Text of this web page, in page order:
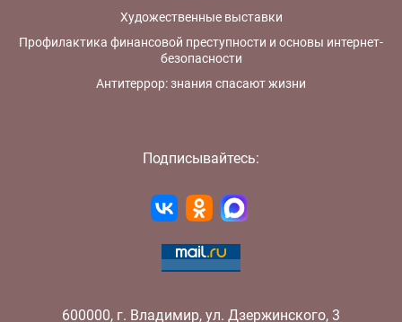
Художественные выставки
Профилактика финансовой преступности и основы интернет-
безопасности
Антитеррор: знания спасают жизни
Подписывайтесь:
600000, г. Владимир, ул. Дзержинского, 3